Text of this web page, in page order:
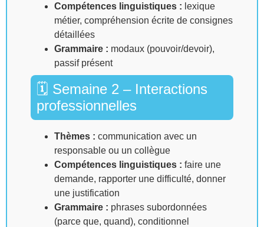
Compétences linguistiques : lexique
métier, compréhension écrite de consignes
détaillées
Grammaire : modaux (pouvoir/devoir),
passif présent
🗓 Semaine 2 – Interactions
professionnelles
Thèmes : communication avec un
responsable ou un collègue
Compétences linguistiques : faire une
demande, rapporter une difficulté, donner
une justification
Grammaire : phrases subordonnées
(parce que, quand), conditionnel